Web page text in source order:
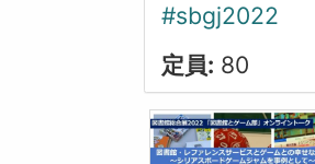
#sbgj2022
定員: 80